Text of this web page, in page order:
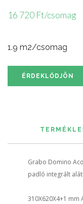
16 720 Ft/csomag
1.9 m2/csomag
ÉRDEKLŐDJÖN
Grabo Domino
padló integrált
310X620X4+1 mm